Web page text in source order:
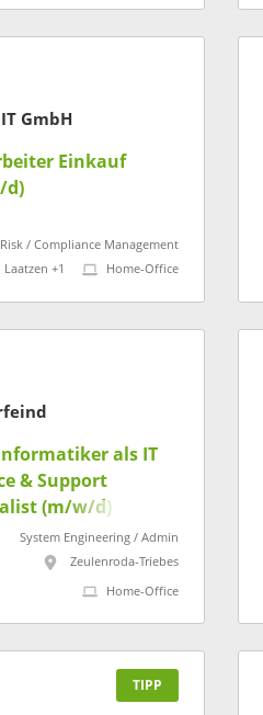
GmbH
Einkauf
d)
Risk / Compliance Management
Laatzen +1
Home-Office
als IT
& Support
(m/w/d)
System Engineering / Admin
Zeulenroda-Triebes
Home-Office
TIPP